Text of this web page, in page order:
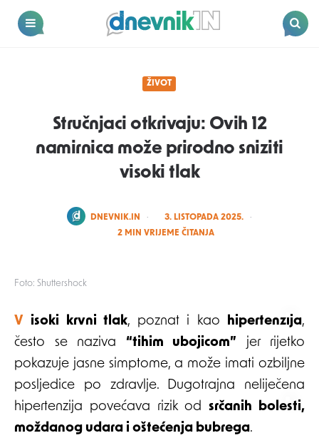
Dnevnik.in
Foto: Shuttershock
ŽIVOT
Stručnjaci otkrivaju: Ovih 12
namirnica može prirodno sniziti
visoki tlak
POSTED
DNEVNIK.IN
3. LISTOPADA 2025.
2 MIN VRIJEME ČITANJA
Visoki krvni tlak, poznat i kao hipertenzija,
često se naziva “tihim ubojicom” jer rijetko
pokazuje jasne simptome, a može imati ozbiljne
posljedice po zdravlje. Dugotrajna neliječena
hipertenzija povećava rizik odsrčanih bolesti,
moždanog udara i oštećenja bubrega.